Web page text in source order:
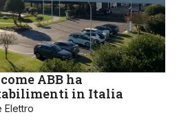
ABB ha
in Italia
Elettro